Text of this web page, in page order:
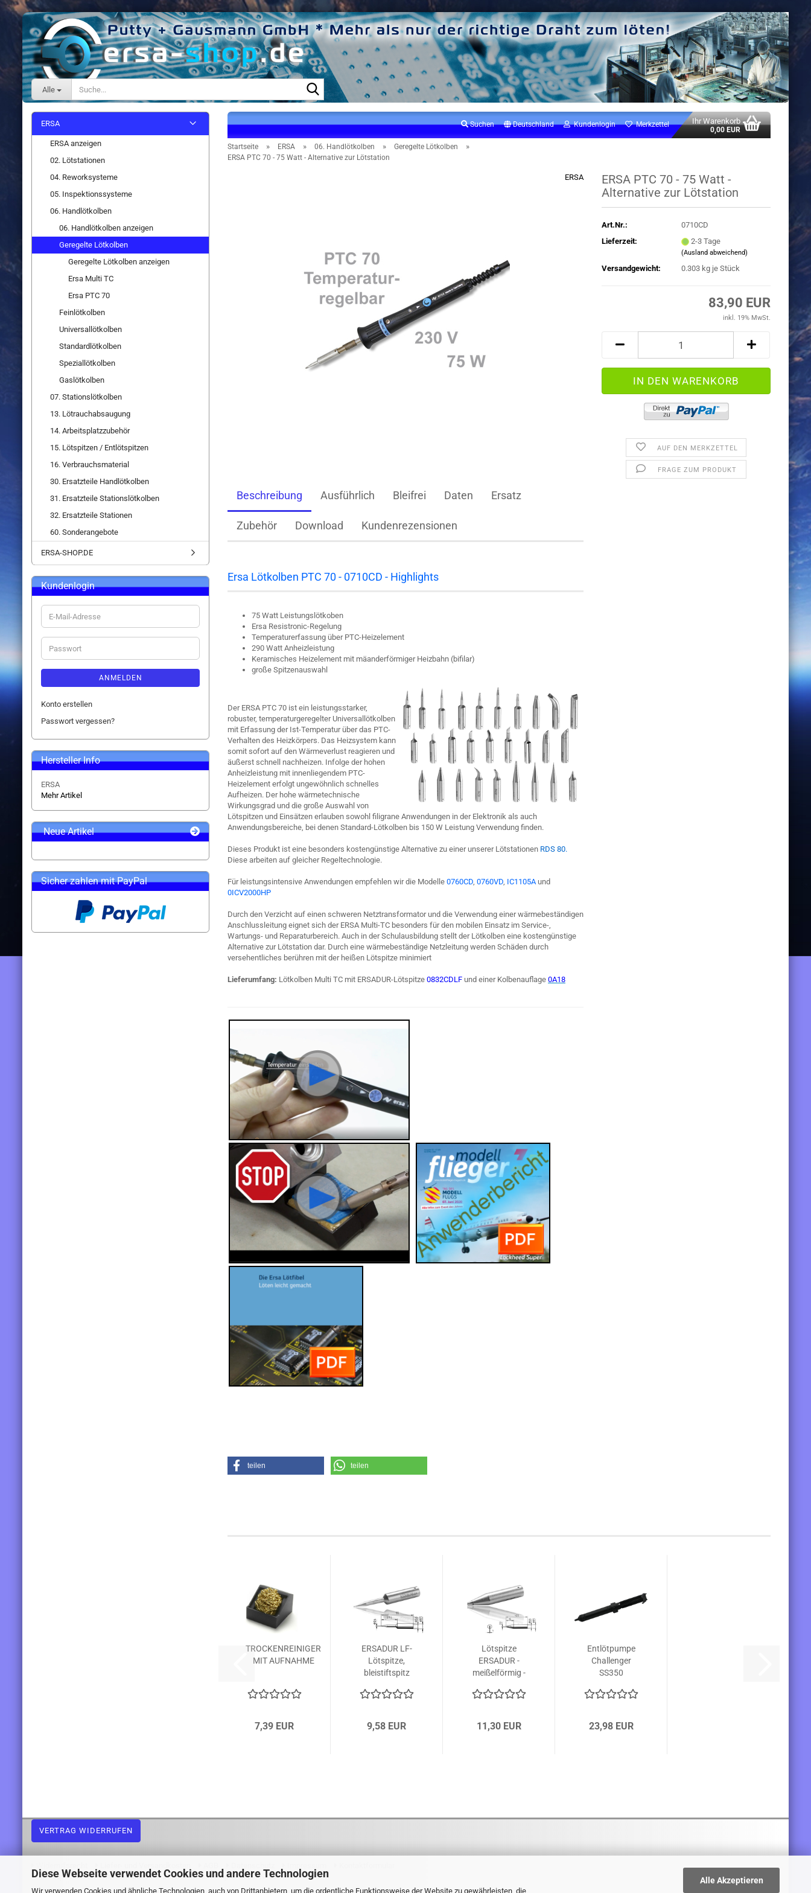
Diese Webseite verwendet Cookies und andere Technologien
Wir verwenden Cookies und ähnliche Technologien, auch von Drittanbietern, um die ordentliche Funktionsweise der Website zu gewährleisten, die
Alle Akzeptieren
Alle
Suche...
Ihr Warenkorb
0,00 EUR
Suchen Deutschland Kundenlogin Merkzettel
Startseite » ERSA » 06. Handlötkolben » Geregelte Lötkolben »
ERSA PTC 70 - 75 Watt - Alternative zur Lötstation
ERSA
ERSA PTC 70 - 75 Watt -
Alternative zur Lötstation
Art.Nr.:
0710CD
Lieferzeit:
2-3 Tage
(Ausland abweichend)
Versandgewicht: 0.303kg je Stück
83,90 EUR
inkl. 19% MwSt.
AUF DEN MERKZETTEL
FRAGE ZUM PRODUKT
Beschreibung Ausführlich Bleifrei Daten Ersatz
Zubehör Download Kundenrezensionen
Ersa Lötkolben PTC 70 - 0710CD - Highlights
75 Watt Leistungslötkoben
Ersa Resistronic-Regelung
Temperaturerfassung über PTC-Heizelement
290 Watt Anheizleistung
Keramisches Heizelement mit mäanderförmiger Heizbahn (bifilar)
große Spitzenauswahl
Der ERSA PTC 70 ist ein leistungsstarker,
robuster, temperaturgeregelter Universallötkolben
mit Erfassung der Ist-Temperatur über das PTC-
Verhalten des Heizkörpers. Das Heizsystem kann
somit sofort auf den Wärmeverlust reagieren und
äußerst schnell nachheizen. Infolge der hohen
Anheizleistung mit innenliegendem PTC-
Heizelement erfolgt ungewöhnlich schnelles
Aufheizen. Der hohe wärmetechnische
Wirkungsgrad und die große Auswahl von
Lötspitzen und Einsätzen erlauben sowohl filigrane Anwendungen in der Elektronik als auch
Anwendungsbereiche, bei denen Standard-Lötkolben bis 150 W Leistung Verwendung finden.
Dieses Produkt ist eine besonders kostengünstige Alternative zu einer unserer Lötstationen RDS 80.
Diese arbeiten auf gleicher Regeltechnologie.
Für leistungsintensive Anwendungen empfehlen wir die Modelle 0760CD, 0760VD, IC1105Aund
0ICV2000HP
Durch den Verzicht auf einen schweren Netztransformator und die Verwendung einer wärmebeständigen
Anschlussleitung eignet sich der ERSA Multi-TC besonders für den mobilen Einsatz im Service-,
Wartungs- und Reparaturbereich. Auch in der Schulausbildung stellt der Lötkolben eine kostengünstige
Alternative zur Lötstation dar. Durch eine wärmebeständige Netzleitung werden Schäden durch
versehentliches berühren mit der heißen Lötspitze minimiert
Lieferumfang: Lötkolben Multi TC mit ERSADUR-Lötspitze 0832CDLF und einer Kolbenauflage 0A18
teilen teilen
TROCKENREINIGER
MIT AUFNAHME
7,39 EUR
ERSADUR LF-
Lötspitze,
bleistiftspitz
9,58 EUR
Lötspitze
ERSADUR -
meißelförmig -
11,30 EUR
Entlötpumpe
Challenger
SS350
23,98 EUR
ERSA
ERSA anzeigen
02. Lötstationen
04. Reworksysteme
05. Inspektionssysteme
06. Handlötkolben
06. Handlötkolben anzeigen
Geregelte Lötkolben
Geregelte Lötkolben anzeigen
Ersa Multi TC
Ersa PTC 70
Feinlötkolben
Universallötkolben
Standardlötkolben
Speziallötkolben
Gaslötkolben
07. Stationslötkolben
13. Lötrauchabsaugung
14. Arbeitsplatzzubehör
15. Lötspitzen / Entlötspitzen
16. Verbrauchsmaterial
30. Ersatzteile Handlötkolben
31. Ersatzteile Stationslötkolben
32. Ersatzteile Stationen
60. Sonderangebote
ERSA-SHOP.DE
Kundenlogin
E-
Mail-
Adresse
Passwort
ANMELDEN
Konto erstellen
Passwort vergessen?
Hersteller Info
ERSA
Mehr Artikel
Neue Artikel
Sicher zahlen mit PayPal
VERTRAG WIDERRUFEN
Webshop erstellen
mit Gambio.de © 2026 Gambio Templates beiNetdexx.de